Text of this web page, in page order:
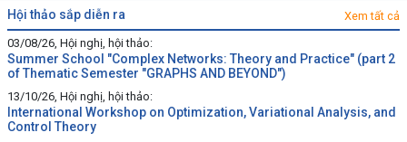
hội thảo sắp diễn ra
Xem tất cả
03/08/26, Hội nghị, hội thảo:
Summer School "Complex Networks: Theory and Practice" (part 2
of Thematic Semester "GRAPHS AND BEYOND")
13/10/26, Hội nghị, hội thảo:
International Workshop on Optimization, Variational Analysis, and
Control Theory